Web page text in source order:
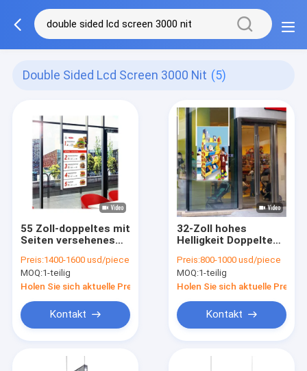
Double Sided Lcd Screen 3000 Nit (5)
55 Zoll-doppeltes mit
Seiten versehenes
Fernsehen Digital, die
Nisse des Signage-
3000 annonciert
Preis:1400-1600 usd/piece
MOQ:1-teilig
Holen Sie sich aktuelle Preis
Kontakt
32-Zoll hohes
Helligkeit Doppeltes
Platte 1920x1080 der
LCD-Bildschirm-
digitalen
Beschilderung
Preis:800-1000 usd/piece
MOQ:1-teilig
Holen Sie sich aktuelle Preis
Kontakt